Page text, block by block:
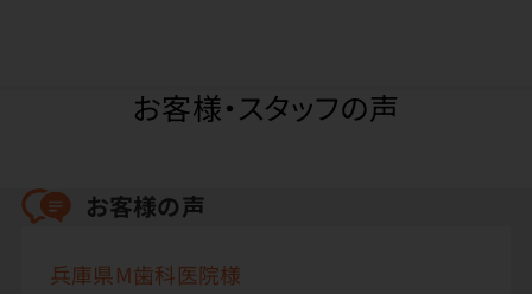
お客様・スタッフの声
お客様の声
兵庫県M歯科医院様